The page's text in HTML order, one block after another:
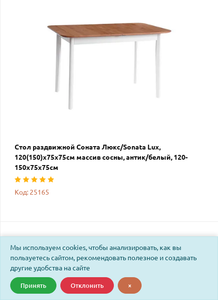
Стол раздвижной Соната Люкс/Sonata Lux,
120(150)х75х75см массив сосны, антик/белый, 120-
150х75х75см
Код: 25165
Мы используем cookies, чтобы анализировать, как вы
пользуетесь сайтом, рекомендовать полезное и создавать
другие удобства на сайте
Принять Отклонить ×